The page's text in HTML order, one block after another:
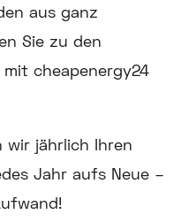
aus ganz
Sie zu den
mit cheapenergy24
wir jährlich Ihren
Jahr aufs Neue –